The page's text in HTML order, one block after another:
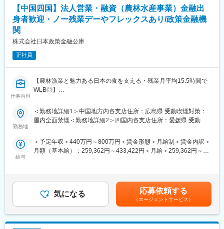
【中国四国】法人営業・融資（農林水産事業）金融出
身者歓迎・ノー残業デーやフレックスあり/政策金融機
関
株式会社日本政策金融公庫
正社員
仕事内容
【農林漁業と魅力ある日本の食を支える・残業月平均15.5時間で
WLB◎】
■業務概要
農業・林業・漁業・食品産業にかかわるお客さまに対する融資営
■業務詳細
農業・林業・漁業・食品産業にかかわる事業者に対し、規模拡大
揮しています。また、経営アドバイスやマッチング支援などのコ
ンサルティング活動にも力を入れています。
・融資案件への対応
・融資後の継続的な経営状況の把握、融資先への訪問
・融資先のニーズに応じた、最先端の情報提供（先進的な経営モ
勤務地
＜勤務地詳細1＞中国地方内各支店住所：広島県 受動喫煙対策：
屋内全面禁煙＜勤務地詳細2＞四国内各支店住所：愛媛県 受動喫
トワーク含む）
給与
＜予定年収＞440万円～800万円＜賃金形態＞月給制＜賃金内訳＞
月額（基本給）：259,362円～433,422円＜月給＞259,362円～
額を下限とし、このほかに勤務地手当等の諸手当があります。・
平均年収：920万円（平均年齢42.4歳。令和8年3月実績。）賃金
はあくまでも目安の金額であり、選考を通じて上下する可能性が
あります。月給(月額)は固定手当を含めた表記です。
気になる 応募依頼する
（エージェントサービス）